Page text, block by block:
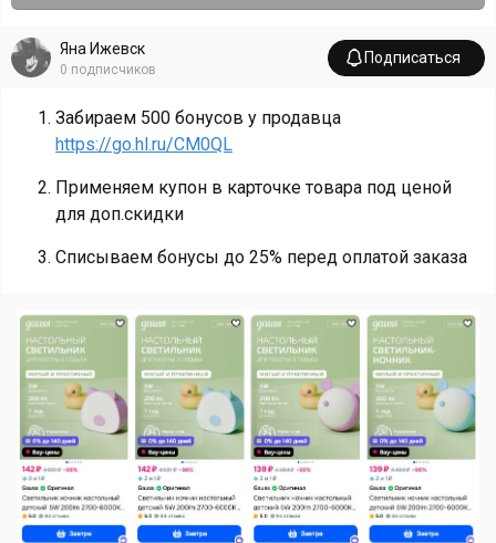
Яна Ижевск
0 подписчиков
Подписаться
Забираем 500 бонусов у продавца
https://go.hl.ru/CM0QL
Применяем купон в карточке товара под ценой
для доп.скидки
Списываем бонусы до 25% перед оплатой заказа